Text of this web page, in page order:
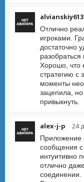
alvianskiy613
Отлично
игроками.
достаточно
разобраться
Хорошо, что
стратегию с
моменты
зацепила,
привыкнуть.
alex-j-p 24
Приложение
сообщения
интуитивно
отлично
соединении.